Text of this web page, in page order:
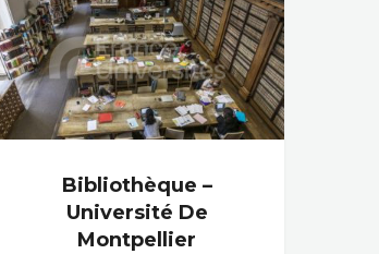
Bibliothèque –
Université De
Montpellier